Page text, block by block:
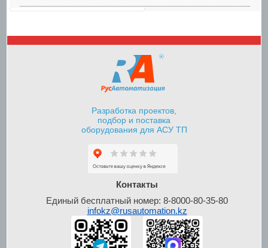
Шкафы контроля и
Разработка проектов,
подбор и поставка
оборудования для АСУ ТП
Контакты
Единый бесплатный номер: 8-8000-80-35-80
infokz@rusautomation.kz